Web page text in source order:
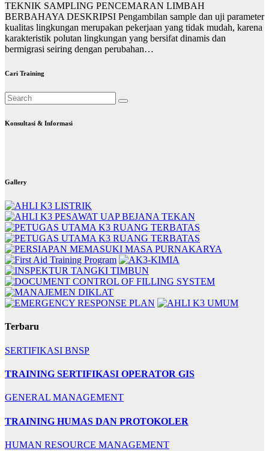
TEKNIK SAMPLING PENCEMARAN LIMBAH
BERBAHAYA DESKRIPSI Pengambilan sample dan uji parameter
kualitas lingkungan merupakan pekerjaan yang tidak mudah, karena
karakteristik polutan lingkungan yang bersifat dinamis dan
bermigrasi seiring dengan perubahan…
Cari Training
Konsultasi & Informasi
Gallery
Terbaru
SERTIFIKASI BNSP
TRAINING SERTIFIKASI OPERATOR GIS
GENERAL MANAGEMENT
TRAINING HUMAS DAN PROTOKOLER
HUMAN RESOURCE MANAGEMENT